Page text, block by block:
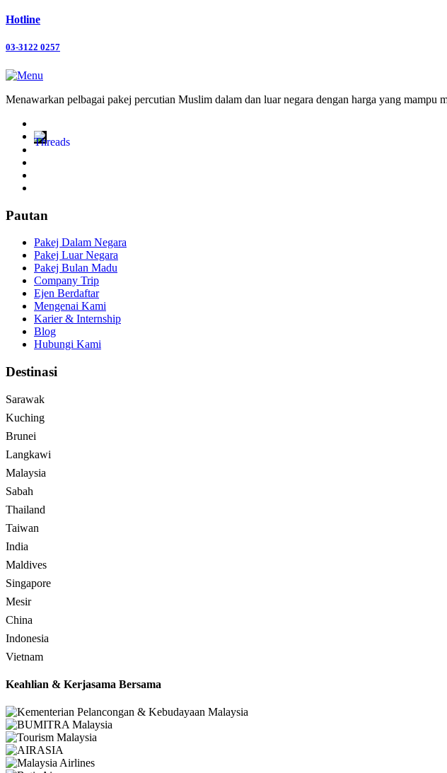
Hotline
03-3122 0257
Menawarkan pelbagai pakej percutian Muslim dalam dan luar negara dengan harga yang
Pautan
Pakej Dalam Negara
Pakej Luar Negara
Pakej Bulan Madu
Company Trip
Ejen Berdaftar
Mengenai Kami
Karier & Internship
Blog
Hubungi Kami
Destinasi
Sarawak
Kuching
Brunei
Langkawi
Malaysia
Sabah
Thailand
Taiwan
India
Maldives
Singapore
Mesir
China
Indonesia
Vietnam
Keahlian & Kerjasama Bersama